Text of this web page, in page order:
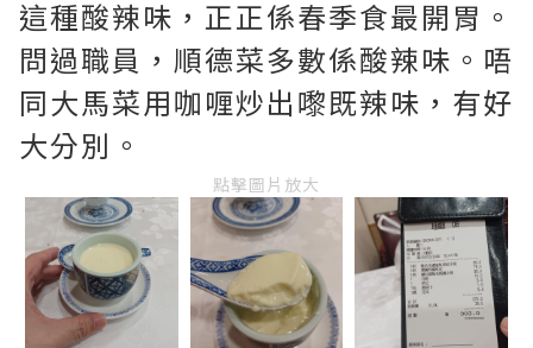
這種酸辣味，正正係春季食最開胃。
問過職員，順德菜多數係酸辣味。唔
同大馬菜用咖喱炒出嚟既辣味，有好
大分別。
點擊圖片放大